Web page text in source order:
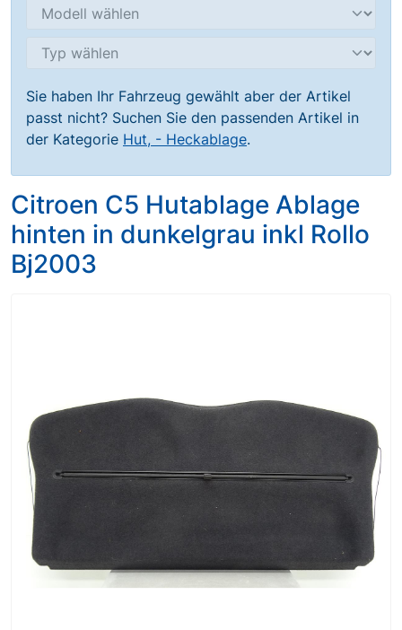
Sie haben Ihr Fahrzeug gewählt aber der Artikel
passt nicht? Suchen Sie den passenden Artikel in
der Kategorie Hut, - Heckablage.
Citroen C5 Hutablage Ablage
hinten in dunkelgrau inkl Rollo
Bj2003